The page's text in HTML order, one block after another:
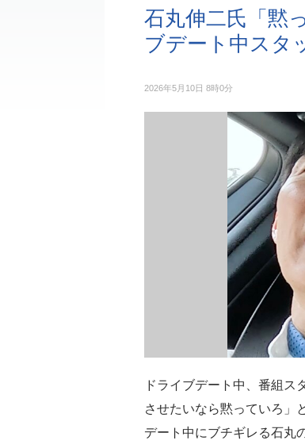
石丸伸二氏「黙
ブデート中スタ
2026年5月10日 8時0分
ドライブデート中、番組ス
させたいなら黙っていろ」
デート中にブチギレる石丸